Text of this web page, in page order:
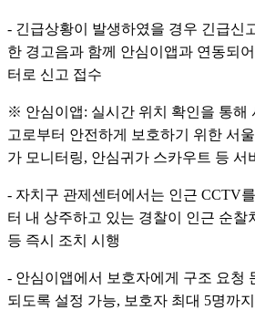
- 긴급상황이 발생하였을 경우 긴급신
한 경고음과 함께 안심이앱과 연동되
터로 신고 접수
※ 안심이앱: 실시간 위치 확인을 통해
고로부터 안전하게 보호하기 위한 서
가 모니터링, 안심귀가 스카우트 등 서
- 자치구 관제센터에서는 인근 CCTV
터 내 상주하고 있는 경찰이 인근 순찰
등 즉시 조치 시행
- 안심이앱에서 보호자에게 구조 요청
되도록 설정 가능, 보호자 최대 5명까